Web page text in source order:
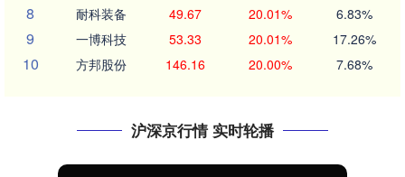
8 耐科装备 49.67 20.01% 6.83%
9 一博科技 53.33 20.01% 17.26%
10 方邦股份 146.16 20.00% 7.68%
沪深京行情 实时轮播